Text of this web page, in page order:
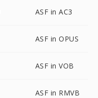
ASF in AC3
ASF in OPUS
ASF in VOB
ASF in RMVB